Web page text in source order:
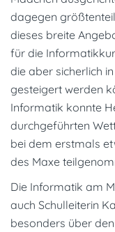
dagegen
dieses breite
für die
die aber sicherlich
gesteigert werden
Informatik konnte
durchgeführten
bei dem erstmals
des Maxe
Die Informatik am
auch Schulleiterin
besonders über